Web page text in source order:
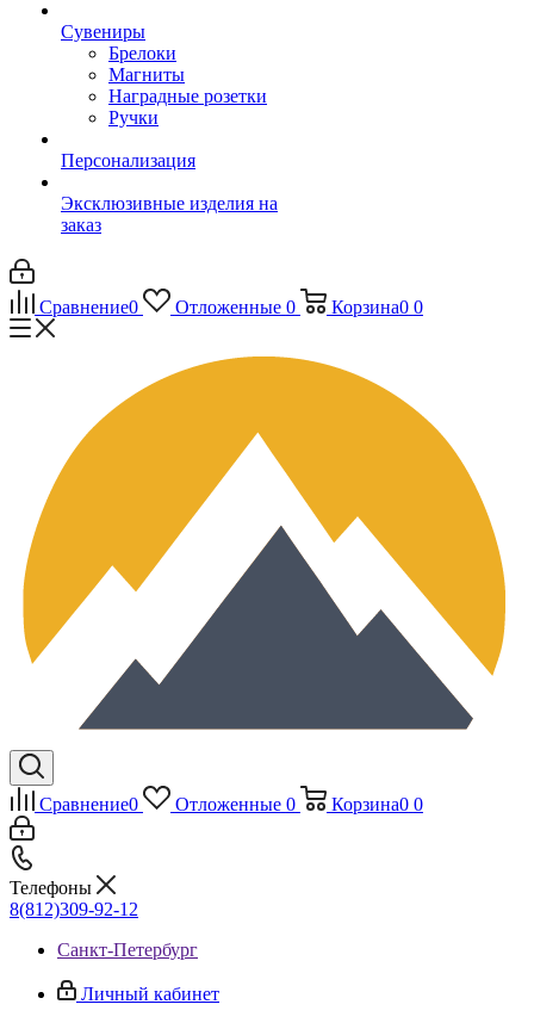
Сувениры
Брелоки
Магниты
Наградные розетки
Ручки
Персонализация
Эксклюзивные изделия на
заказ
Сравнение0 Отложенные 0 Корзина0 0
Сравнение0 Отложенные 0 Корзина0 0
Телефоны
8(812)309-92-12
Санкт-Петербург
Личный кабинет